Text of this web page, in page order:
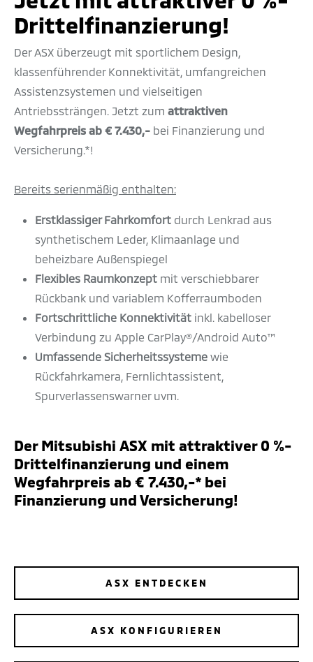
Drittelfinanzierung!
Der ASX überzeugt mit sportlichem Design,
klassenführender Konnektivität, umfangreichen
Assistenzsystemen und vielseitigen
Antriebssträngen. Jetzt zum attraktiven
Wegfahrpreis ab € 7.430,- bei Finanzierung und
Versicherung.*!
Bereits serienmäßig enthalten:
Erstklassiger Fahrkomfort durch Lenkrad aus
synthetischem Leder, Klimaanlage und
beheizbare Außenspiegel
Flexibles Raumkonzept mit verschiebbarer
Rückbank und variablem Kofferraumboden
Fortschrittliche Konnektivität inkl. kabelloser
Verbindung zu Apple CarPlay®/Android Auto™
Umfassende Sicherheitssysteme wie
Rückfahrkamera, Fernlichtassistent,
Spurverlassenswarner uvm.
Der Mitsubishi ASX mit attraktiver 0 %-
Drittelfinanzierung und einem
Wegfahrpreis ab € 7.430,-* bei
Finanzierung und Versicherung!
ASX ENTDECKEN
ASX KONFIGURIEREN